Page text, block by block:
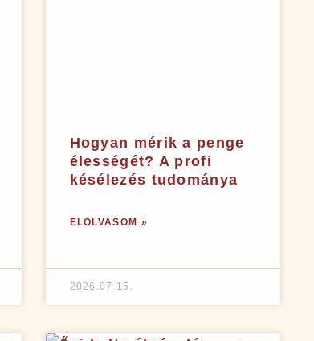
Hogyan mérik a penge
élességét? A profi
késélezés tudománya
ELOLVASOM »
2026.07.15.